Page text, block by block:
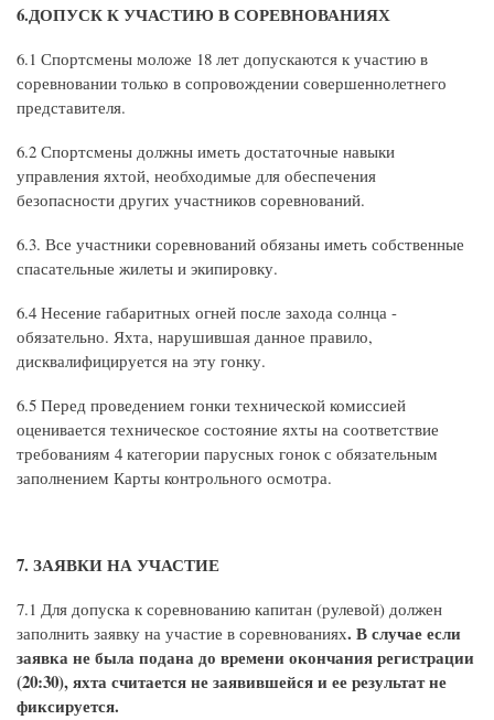
6.ДОПУСК К УЧАСТИЮ В СОРЕВНОВАНИЯХ
6.1 Спортсмены моложе 18 лет допускаются к участию в
соревновании только в сопровождении совершеннолетнего
представителя.
6.2 Спортсмены должны иметь достаточные навыки
управления яхтой, необходимые для обеспечения
безопасности других участников соревнований.
6.3. Все участники соревнований обязаны иметь собственные
спасательные жилеты и экипировку.
6.4 Несение габаритных огней после захода солнца -
обязательно. Яхта, нарушившая данное правило,
дисквалифицируется на эту гонку.
6.5 Перед проведением гонки технической комиссией
оценивается техническое состояние яхты на соответствие
требованиям 4 категории парусных гонок с обязательным
заполнением Карты контрольного осмотра.
7. ЗАЯВКИ НА УЧАСТИЕ
7.1 Для допуска к соревнованию капитан (рулевой) должен
заполнить заявку на участие в соревнованиях. В случае если
заявка не была подана до времени окончания регистрации
(20:30), яхта считается не заявившейся и ее результат не
фиксируется.